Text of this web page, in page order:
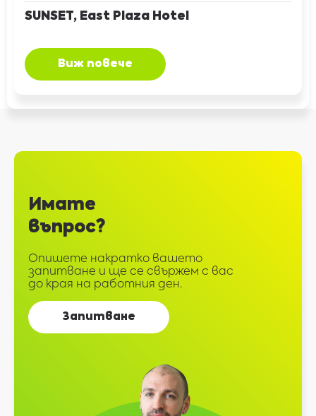
SUNSET, East Plaza Hotel
Виж повече
Имате
въпрос?
Опишете накратко вашето
запитване и ще се свържем с вас
до края на работния ден.
Запитване